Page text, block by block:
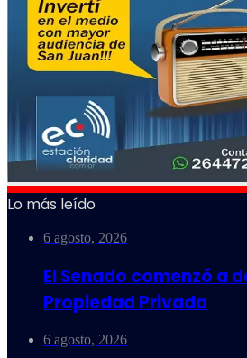
Lo más leído
6 agosto, 2026
El Senado comenzó a
Propiedad Privada
6 agosto, 2026